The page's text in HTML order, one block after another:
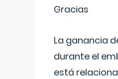
Gracias
La ganancia
durante el
está